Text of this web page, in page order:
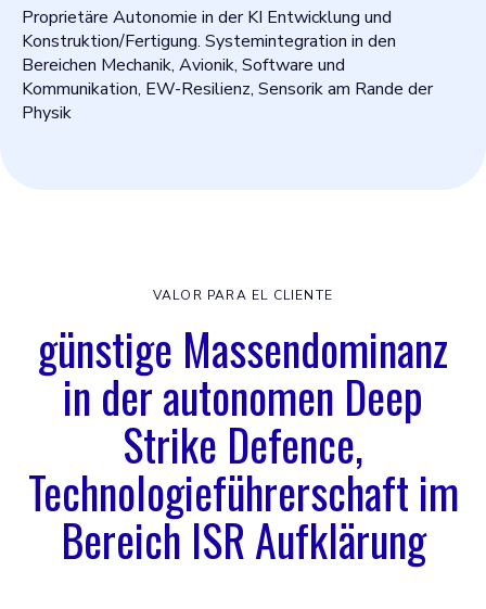
Proprietäre Autonomie in der KI Entwicklung und
Konstruktion/Fertigung. Systemintegration in den
Bereichen Mechanik, Avionik, Software und
Kommunikation, EW-Resilienz, Sensorik am Rande der
Physik
VALOR PARA EL CLIENTE
günstige Massendominanz
in der autonomen Deep
Strike Defence,
Technologieführerschaft im
Bereich ISR Aufklärung